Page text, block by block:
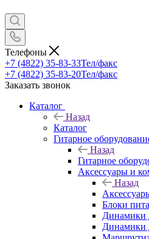
Телефоны
+7 (4822) 35-83-33Тел/факс
+7 (4822) 35-83-20Тел/факс
Заказать звонок
Каталог
Назад
Каталог
Гитарное
Назад
Гитарное
Аксессуары и
Назад
Блоки
Динамики
Динамики